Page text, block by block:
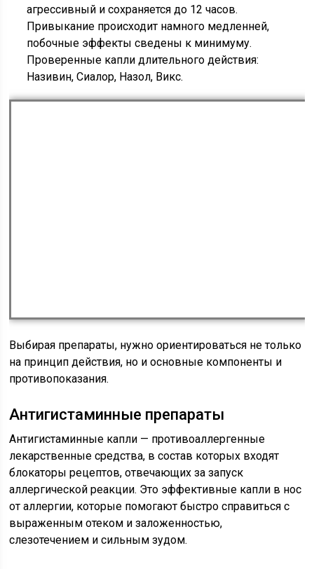
агрессивный и сохраняется до 12 часов.
Привыкание происходит намного медленней,
побочные эффекты сведены к минимуму.
Проверенные капли длительного действия:
Називин, Сиалор, Назол, Викс.
Выбирая препараты, нужно ориентироваться не только
на принцип действия, но и основные компоненты и
противопоказания.
Антигистаминные препараты
Антигистаминные капли — противоаллергенные
лекарственные средства, в состав которых входят
блокаторы рецептов, отвечающих за запуск
аллергической реакции. Это эффективные капли в нос
от аллергии, которые помогают быстро справиться с
выраженным отеком и заложенностью,
слезотечением и сильным зудом.